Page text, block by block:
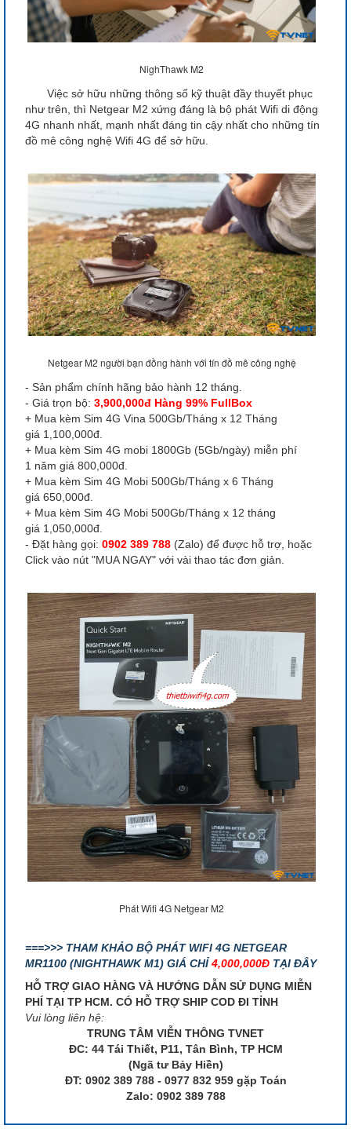
NighThawk M2
Việc sở hữu những thông số kỹ thuật đầy thuyết phục
như trên, thì Netgear M2 xứng đáng là bộ phát Wifi di động
4G nhanh nhất, mạnh nhất đáng tin cậy nhất cho những tín
đồ mê công nghệ Wifi 4G để sở hữu.
Netgear M2 người bạn đồng hành với tín đồ mê công nghệ
- Sản phẩm chính hãng bảo hành 12 tháng.
- Giá trọn bộ: 3,900,000đ Hàng 99% FullBox
+ Mua kèm Sim 4G Vina 500Gb/Tháng x 12 Tháng
giá 1,100,000đ.
+ Mua kèm Sim 4G mobi 1800Gb (5Gb/ngày) miễn phí
1 năm giá 800,000đ.
+ Mua kèm Sim 4G Mobi 500Gb/Tháng x 6 Tháng
giá 650,000đ.
+ Mua kèm Sim 4G Mobi 500Gb/Tháng x 12 tháng
giá 1,050,000đ.
- Đặt hàng gọi: 0902 389 788 (Zalo) để được hỗ trợ, hoặc
Click vào nút "MUA NGAY" với vài thao tác đơn giản.
Phát Wifi 4G Netgear M2
===>>> THAM KHẢO BỘ PHÁT WIFI 4G NETGEAR
MR1100 (NIGHTHAWK M1) GIÁ CHỈ 4,000,000Đ TẠI ĐÂY
HỖ TRỢ GIAO HÀNG VÀ HƯỚNG DẪN SỬ DỤNG MIỄN
PHÍ TẠI TP HCM. CÓ HỖ TRỢ SHIP COD ĐI TỈNH
Vui lòng liên hệ:
TRUNG TÂM VIỄN THÔNG TVNET
ĐC: 44 Tái Thiết, P11, Tân Bình, TP HCM
(Ngã tư Bảy Hiền)
ĐT: 0902 389 788 - 0977 832 959 gặp Toán
Zalo: 0902 389 788